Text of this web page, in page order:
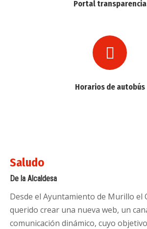
Portal transparencia
Horarios de autobús
Saludo
De la Alcaldesa
Desde el Ayuntamiento de Murillo el
querido crear una nueva web, un
comunicación dinámico, cuyo